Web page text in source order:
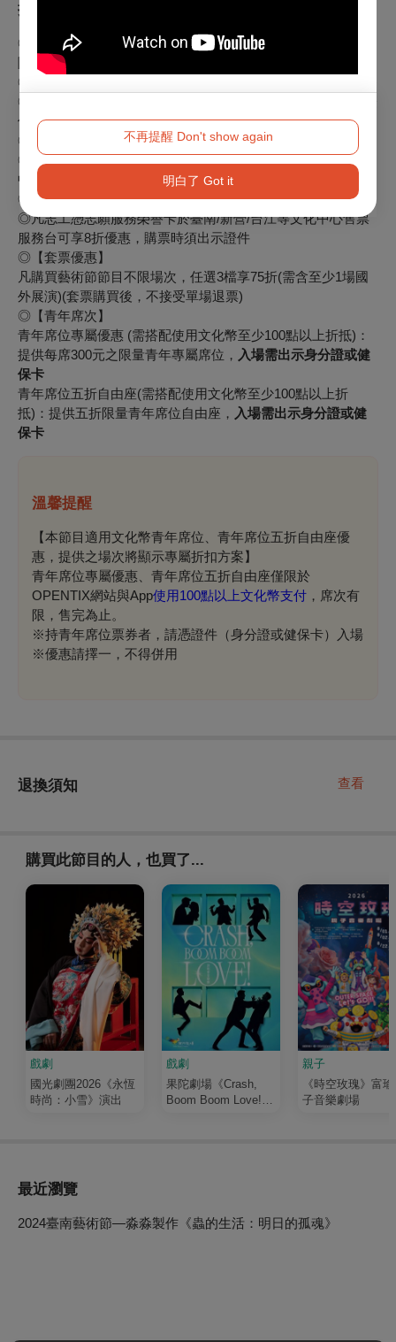
不再提醒 Don't show again
明白了 Got it
折扣方案
◎身心障礙人士及陪同者1名購票5折優待，入場時應出示身心
障礙手冊，陪同者與身障者需同時入場
◎學生購票享8折優惠(進場請出示證明)
◎65歲以上年長者及陪同者1名購票5折優待，入場時請出示證
件並同時入場
◎早鳥票：
8/1 12:00 至 8/31 23:59前，享75折
◎兩廳院會員、臺南藝術節之友、臺南藝友會員(原臺南文化
中心會員)享9折
◎團體票：同場節目購買4張享8折
◎凡志工憑志願服務榮譽卡於臺南/新營/台江等文化中心售票
服務台可享8折優惠，購票時須出示證件
◎【套票優惠】
凡購買藝術節節目不限場次，任選3檔享75折(需含至少1場國
外展演)(套票購買後，不接受單場退票)
◎【青年席次】
青年席位專屬優惠 (需搭配使用文化幣至少100點以上折抵)：
提供每席300元之限量青年專屬席位， 入場需出示身分證或健
保卡
青年席位五折自由座(需搭配使用文化幣至少100點以上折
抵)：提供五折限量青年席位自由座， 入場需出示身分證或健
保卡
溫馨提醒
【本節目適用文化幣青年席位、青年席位五折自由座優
惠，提供之場次將顯示專屬折扣方案】
青年席位專屬優惠、青年席位五折自由座僅限於
OPENTIX網站與App使用100點以上文化幣支付 ，席次有
限，售完為止。
※持青年席位票券者，請憑證件（身分證或健保卡）入場
※優惠請擇一，不得併用
退換須知 查看
購買此節目的人，也買了...
戲劇
國光劇團2026《永恆
時尚：小雪》演出
戲劇
果陀劇場《Crash,
Boom Boom Love!》
親子
《時空玫瑰》富
子音樂劇場
最近瀏覽
2024臺南藝術節—淼淼製作《蟲的生活：明日的孤魂》